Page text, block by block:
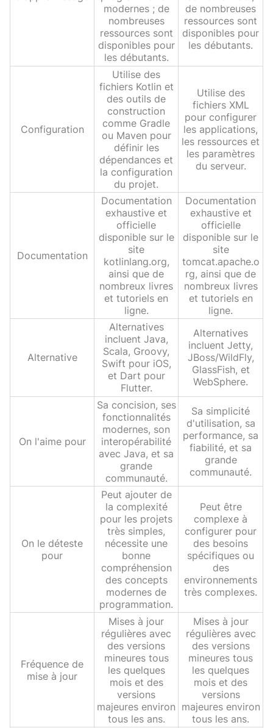
modernes ; de
nombreuses
ressources sont
disponibles pour
les débutants.
de nombreuses
ressources sont
disponibles pour
les débutants.
Configuration
Utilise des
fichiers Kotlin et
des outils de
construction
comme Gradle
ou Maven pour
définir les
dépendances et
la configuration
du projet.
Utilise des
fichiers XML
pour configurer
les applications,
les ressources et
les paramètres
du serveur.
Documentation
Documentation
exhaustive et
officielle
disponible sur le
site
kotlinlang.org,
ainsi que de
nombreux livres
et tutoriels en
ligne.
Documentation
exhaustive et
officielle
disponible sur le
site
tomcat.apache.o
rg, ainsi que de
nombreux livres
et tutoriels en
ligne.
Alternative
Alternatives
incluent Java,
Scala, Groovy,
Swift pour iOS,
et Dart pour
Flutter.
Alternatives
incluent Jetty,
JBoss/WildFly,
GlassFish, et
WebSphere.
On l'aime pour
Sa concision, ses
fonctionnalités
modernes, son
interopérabilité
avec Java, et sa
grande
communauté.
Sa simplicité
d'utilisation, sa
performance, sa
fiabilité, et sa
grande
communauté.
On le déteste
pour
Peut ajouter de
la complexité
pour les projets
très simples,
nécessite une
bonne
compréhension
des concepts
modernes de
programmation.
Peut être
complexe à
configurer pour
des besoins
spécifiques ou
des
environnements
très complexes.
Fréquence de
mise à jour
Mises à jour
régulières avec
des versions
mineures tous
les quelques
mois et des
versions
majeures environ
tous les ans.
Mises à jour
régulières avec
des versions
mineures tous
les quelques
mois et des
versions
majeures environ
tous les ans.